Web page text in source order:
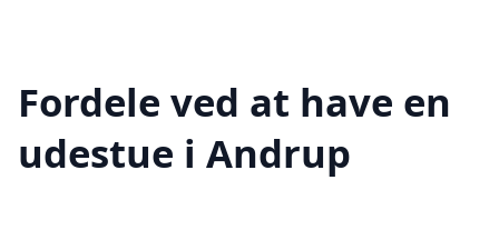
Fordele ved at have en
udestue i Andrup